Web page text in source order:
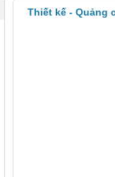
Thiết kế - Quảng